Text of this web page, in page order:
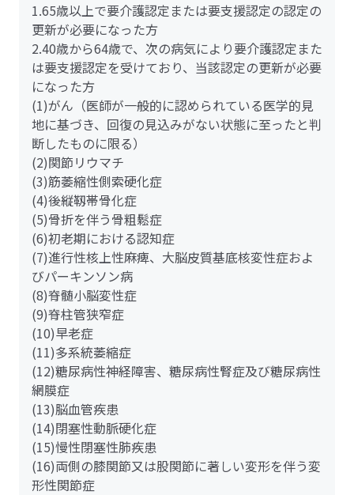
1.65歳以上で要介護認定または要支援認定の認定の
更新が必要になった方
2.40歳から64歳で、次の病気により要介護認定また
は要支援認定を受けており、当該認定の更新が必要
になった方
(1)がん（医師が一般的に認められている医学的見
地に基づき、回復の見込みがない状態に至ったと判
断したものに限る）
(2)関節リウマチ
(3)筋萎縮性側索硬化症
(4)後縦靱帯骨化症
(5)骨折を伴う骨粗鬆症
(6)初老期における認知症
(7)進行性核上性麻痺、大脳皮質基底核変性症およ
びパーキンソン病
(8)脊髄小脳変性症
(9)脊柱管狭窄症
(10)早老症
(11)多系統萎縮症
(12)糖尿病性神経障害、糖尿病性腎症及び糖尿病性
網膜症
(13)脳血管疾患
(14)閉塞性動脈硬化症
(15)慢性閉塞性肺疾患
(16)両側の膝関節又は股関節に著しい変形を伴う変
形性関節症